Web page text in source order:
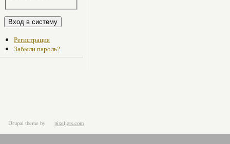
Регистрация
Забыли пароль?
Drupal theme by pixeljets.com